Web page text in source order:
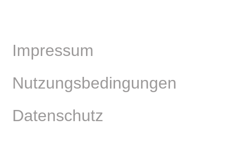
Impressum
Nutzungsbedingungen
Datenschutz